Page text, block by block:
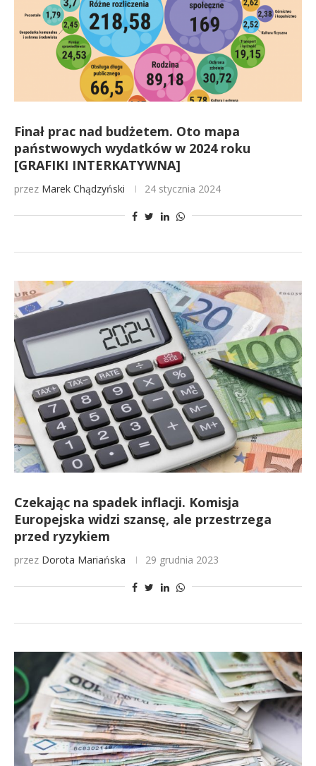
Finał prac nad budżetem. Oto mapa
państwowych wydatków w 2024 roku
[GRAFIKI INTERKATYWNA]
przez Marek Chądzyński 24 stycznia 2024
Czekając na spadek inflacji. Komisja
Europejska widzi szansę, ale przestrzega
przed ryzykiem
przez Dorota Mariańska 29 grudnia 2023